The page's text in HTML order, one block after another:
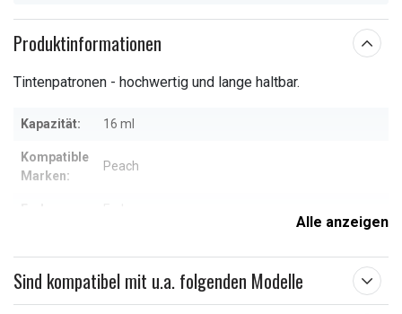
Produktinformationen
Tintenpatronen - hochwertig und lange haltbar.
Kapazität: 16 ml
Kompatible
Marken:
Peach
so viel Tinte enthalten wie im Originalprodukt,
Diese umweltfreundliche Patrone ergibt also
gleich viele oder mehr Ausdrucke als das Original
Alle anzeigen
Sind kompatibel mit u.a. folgenden Modelle